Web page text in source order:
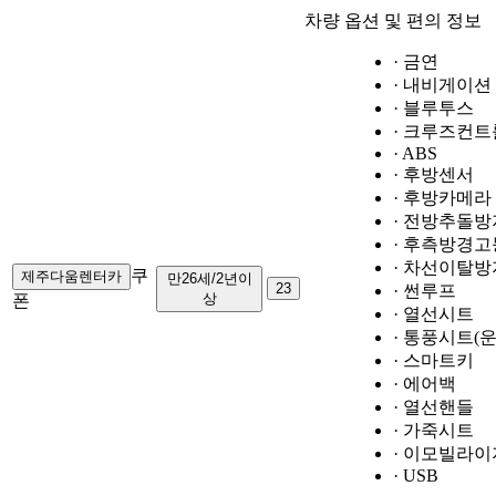
제주다움렌터카 쿠
폰
만26세/2년이
상
23
차량 옵션 및 편의 정보
· 금연
· 내비게이션
· 블루투스
· 크루즈컨
· ABS
· 후방센서
· 후방카메라
· 전방추돌방
· 후측방경고
· 차선이탈방
· 썬루프
· 열선시트
· 통풍시트(
· 스마트키
· 에어백
· 열선핸들
· 가죽시트
· 이모빌라이
· USB